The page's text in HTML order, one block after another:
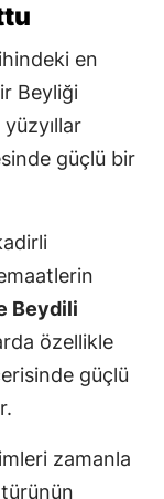
en
Beyliği
güçlü bir
Beydili
özellikle
güçlü
zamanla